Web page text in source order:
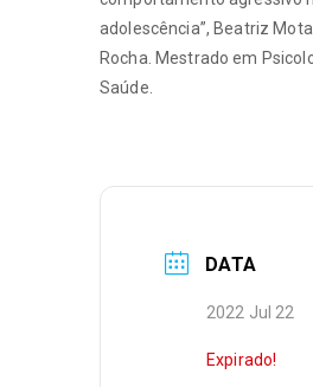
adolescência”, Beatriz
Rocha. Mestrado em
Saúde.
DATA
2022 Jul 22
Expirado!